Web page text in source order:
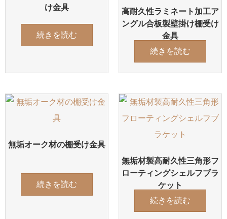
け金具
続きを読む
高耐久性ラミネート加工ア
ングル合板製壁掛け棚受け
金具
続きを読む
無垢オーク材の棚受け金具
続きを読む
無垢材製高耐久性三角形フ
ローティングシェルフブラ
ケット
続きを読む